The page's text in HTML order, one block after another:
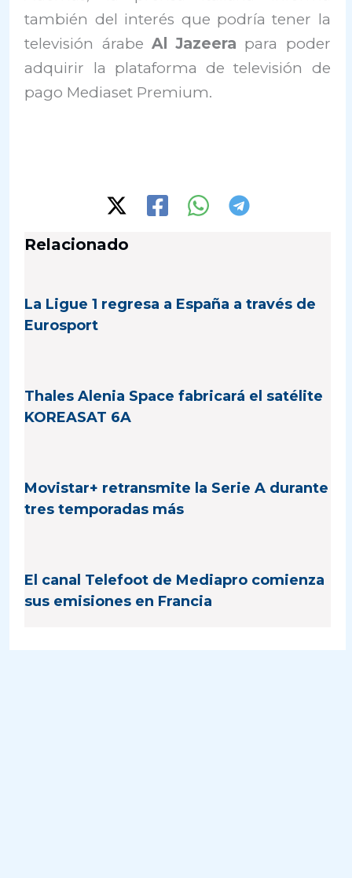
también del interés que podría tener la
televisión árabe Al Jazeera para poder
adquirir la plataforma de televisión de
pago Mediaset Premium.
Relacionado
La Ligue 1 regresa a España a través de
Eurosport
Thales Alenia Space fabricará el satélite
KOREASAT 6A
Movistar+ retransmite la Serie A durante
tres temporadas más
El canal Telefoot de Mediapro comienza
sus emisiones en Francia